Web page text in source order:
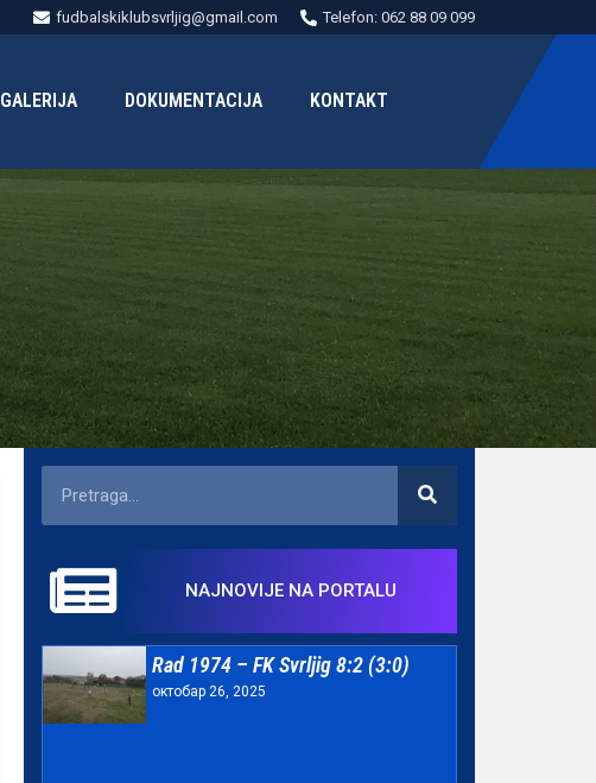
fudbalskiklubsvrljig@gmail.com Telefon: 062 88 09 099
GALERIJA DOKUMENTACIJA KONTAKT
NAJNOVIJE NA PORTALU
Rad 1974 – FK Svrljig 8:2 (3:0)
октобар 26, 2025